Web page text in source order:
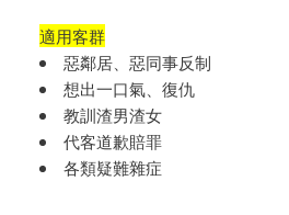
適用客群
惡鄰居、惡同事反制
想出一口氣、復仇
教訓渣男渣女
代客道歉賠罪
各類疑難雜症